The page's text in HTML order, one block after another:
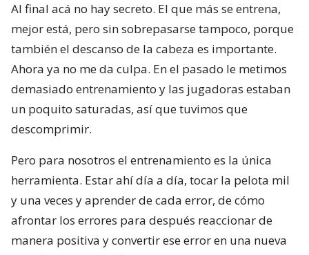
Al final acá no hay secreto. El que más se entrena,
mejor está, pero sin sobrepasarse tampoco, porque
también el descanso de la cabeza es importante.
Ahora ya no me da culpa. En el pasado le metimos
demasiado entrenamiento y las jugadoras estaban
un poquito saturadas, así que tuvimos que
descomprimir.
Pero para nosotros el entrenamiento es la única
herramienta. Estar ahí día a día, tocar la pelota mil
y una veces y aprender de cada error, de cómo
afrontar los errores para después reaccionar de
manera positiva y convertir ese error en una nueva